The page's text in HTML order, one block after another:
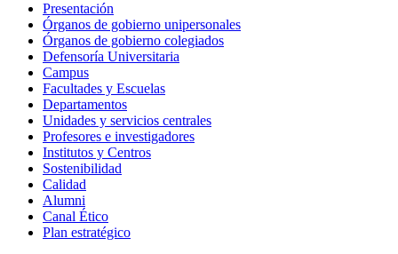
Presentación
Órganos de gobierno unipersonales
Órganos de gobierno colegiados
Defensoría Universitaria
Campus
Facultades y Escuelas
Departamentos
Unidades y servicios centrales
Profesores e investigadores
Institutos y Centros
Sostenibilidad
Calidad
Alumni
Canal Ético
Plan estratégico